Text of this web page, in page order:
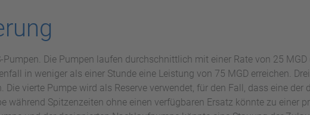
Pumpen. Die Pumpen laufen durchschnittlich mit einer Rate von 25
in weniger als einer Stunde eine Leistung von 75 MGD erreichen.
vierte Pumpe wird als Reserve verwendet, für den Fall, dass eine der
während Spitzenzeiten ohne einen verfügbaren Ersatz könnte zu einer